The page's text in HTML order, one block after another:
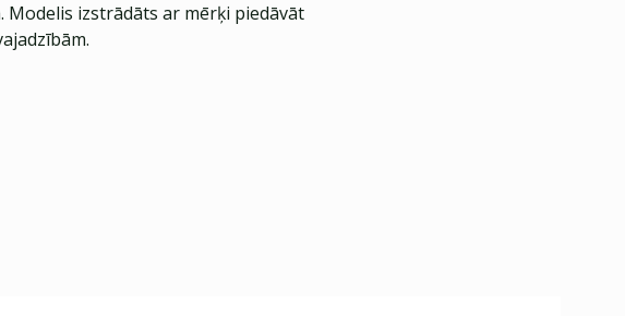
izstrādāts ar mērķi piedāvāt